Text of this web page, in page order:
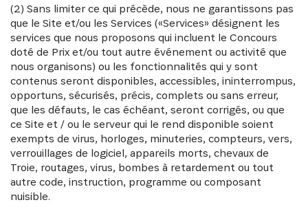
(2) Sans limiter ce qui précède, nous ne garantissons pas
que le Site et/ou les Services («Services» désignent les
services que nous proposons qui incluent le Concours
doté de Prix et/ou tout autre événement ou activité que
nous organisons) ou les fonctionnalités qui y sont
contenus seront disponibles, accessibles, ininterrompus,
opportuns, sécurisés, précis, complets ou sans erreur,
que les défauts, le cas échéant, seront corrigés, ou que
ce Site et / ou le serveur qui le rend disponible soient
exempts de virus, horloges, minuteries, compteurs, vers,
verrouillages de logiciel, appareils morts, chevaux de
Troie, routages, virus, bombes à retardement ou tout
autre code, instruction, programme ou composant
nuisible.